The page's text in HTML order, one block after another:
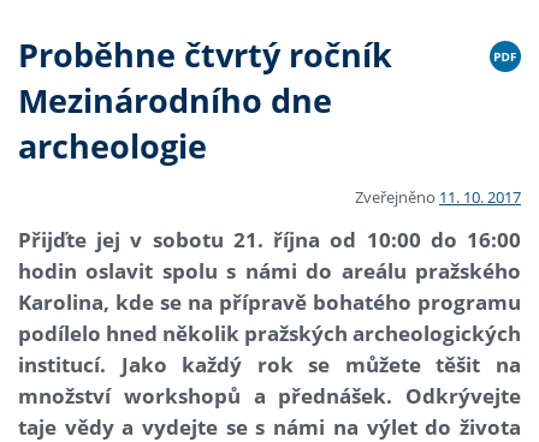
Proběhne čtvrtý ročník
Mezinárodního dne
archeologie
Zveřejněno 11. 10. 2017
Přijďte jej v sobotu 21. října od 10:00 do 16:00
hodin oslavit spolu s námi do areálu pražského
Karolina, kde se na přípravě bohatého programu
podílelo hned několik pražských archeologických
institucí. Jako každý rok se můžete těšit na
množství workshopů a přednášek. Odkrývejte
taje vědy a vydejte se s námi na výlet do života